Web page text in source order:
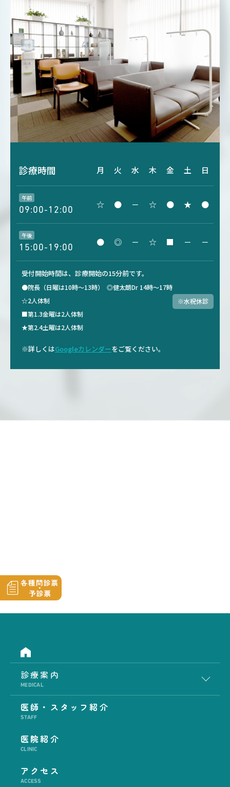
診療時間 月 火 水 木 金 土 日
午前
09:00-12:00
☆ ● － ☆ ● ★ ●
午後
15:00-19:00
● ◎ － ☆ ■ － －
受付開始時間は、診療開始の15分前です。
●院長（日曜は10時～13時） ◎健太朗Dr 14時～17時
☆2人体制
■第1.3金曜は2人体制
★第2.4土曜は2人体制
※水祝休診
※詳しくはGoogleカレンダーをご覧ください。
診療案内
MEDICAL
医師・スタッフ紹介
STAFF
医院紹介
CLINIC
アクセス
ACCESS